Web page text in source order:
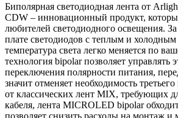
Биполярная светодиодная лента от
CDW – инновационный продукт,
любителей светодиодного освещения. За
плате светодиодов с теплым и холодным
температура света легко меняется по
технология bipolar позволяет управлять
переключения полярности питания,
значит отменяет необходимость
от классических лент MIX, требующих
кабеля, лента MICROLED bipolar
позволяет снизить расходы на монтаж и